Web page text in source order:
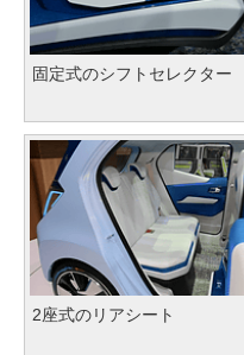
固定式のシフトセレクター
2座式のリアシート